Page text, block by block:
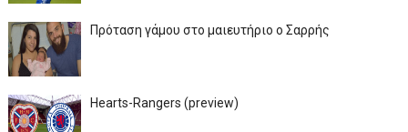
Πρόταση γάμου στο μαιευτήριο ο Σαρρής
Hearts-Rangers (preview)